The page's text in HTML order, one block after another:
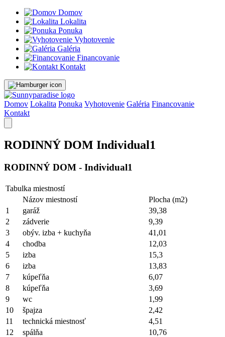
Domov
Lokalita
Ponuka
Vyhotovenie
Galéria
Financovanie
Kontakt
Domov Lokalita Ponuka Vyhotovenie Galéria Financovanie
Kontakt
RODINNÝ DOM Individual1
RODINNÝ DOM - Individual1
Tabulka miestností
Názov miestností
Plocha (m2)
1
garáž
39,38
2
zádverie
9,39
3
obýv. izba + kuchyňa
41,01
4
chodba
12,03
5
izba
15,3
6
izba
13,83
7
kúpeľňa
6,07
8
kúpeľňa
3,69
9
wc
1,99
10
špajza
2,42
11
technická miestnosť
4,51
12
spálňa
10,76